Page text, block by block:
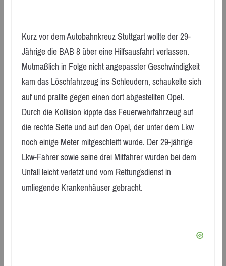
Kurz vor dem Autobahnkreuz Stuttgart wollte der 29-
Jährige die BAB 8 über eine Hilfsausfahrt verlassen.
Mutmaßlich in Folge nicht angepasster Geschwindigkeit
kam das Löschfahrzeug ins Schleudern, schaukelte sich
auf und prallte gegen einen dort abgestellten Opel.
Durch die Kollision kippte das Feuerwehrfahrzeug auf
die rechte Seite und auf den Opel, der unter dem Lkw
noch einige Meter mitgeschleift wurde. Der 29-jährige
Lkw-Fahrer sowie seine drei Mitfahrer wurden bei dem
Unfall leicht verletzt und vom Rettungsdienst in
umliegende Krankenhäuser gebracht.